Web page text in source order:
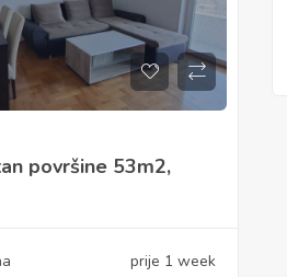
površine 53m2,
prije 1 week